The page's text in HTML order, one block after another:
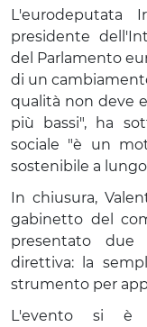
presidente
del Parlamento
di un
qualità non deve
più bassi", ha
sociale "è un
sostenibile a
In chiusura,
gabinetto del
presentato
direttiva: la
strumento per
L'evento si è